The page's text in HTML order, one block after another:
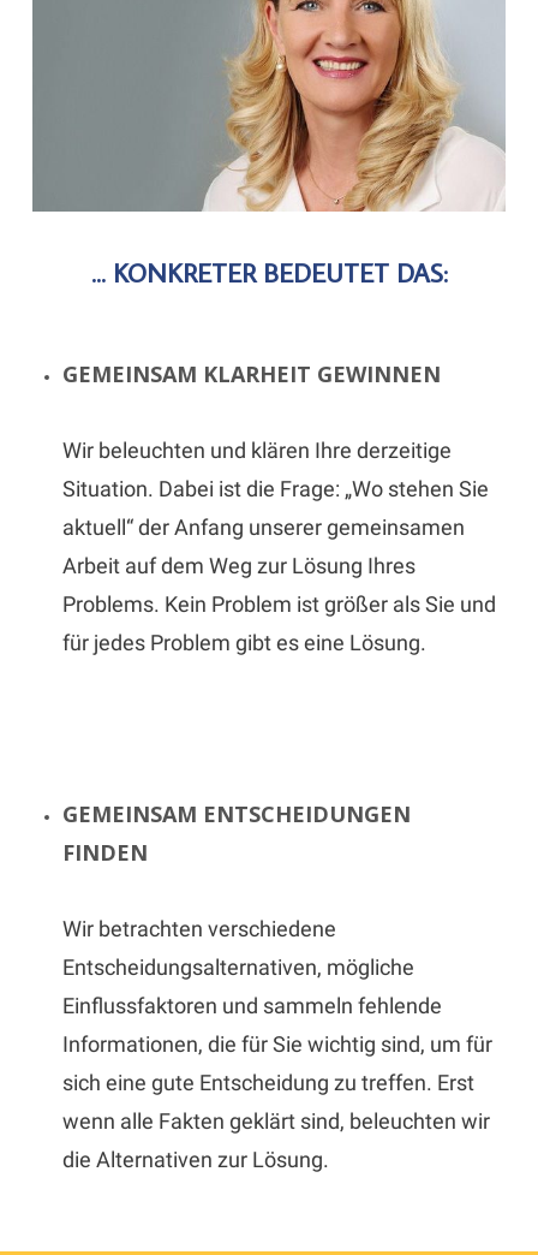
... KONKRETER BEDEUTET DAS:
GEMEINSAM KLARHEIT GEWINNEN
Wir beleuchten und klären Ihre derzeitige
Situation. Dabei ist die Frage: „Wo stehen Sie
aktuell“ der Anfang unserer gemeinsamen
Arbeit auf dem Weg zur Lösung Ihres
Problems. Kein Problem ist größer als Sie und
für jedes Problem gibt es eine Lösung.
GEMEINSAM ENTSCHEIDUNGEN
FINDEN
Wir betrachten verschiedene
Entscheidungsalternativen, mögliche
Einflussfaktoren und sammeln fehlende
Informationen, die für Sie wichtig sind, um für
sich eine gute Entscheidung zu treffen. Erst
wenn alle Fakten geklärt sind, beleuchten wir
die Alternativen zur Lösung.